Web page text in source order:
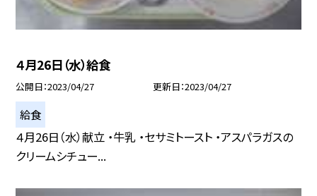
４月26日（水）給食
公開日 2023/04/27 更新日 2023/04/27
給食
４月26日（水）献立 ・牛乳 ・セサミトースト ・アスパラガスの
クリームシチュー...